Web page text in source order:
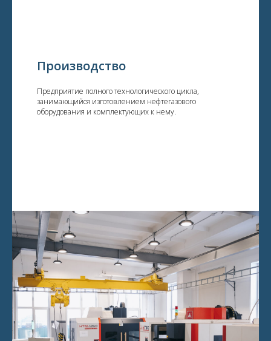
Производство
Предприятие полного технологического цикла,
занимающийся изготовлением нефтегазового
оборудования и комплектующих к нему.